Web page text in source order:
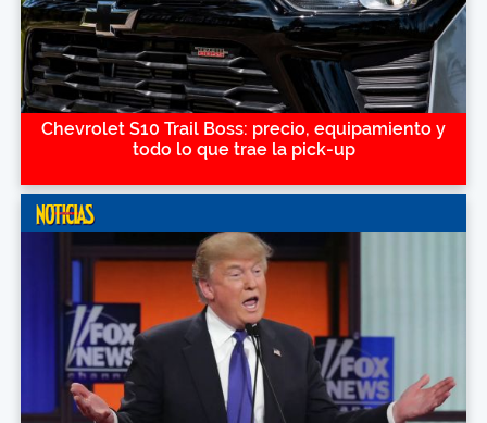
Chevrolet S10 Trail Boss: precio, equipamiento y
todo lo que trae la pick-up